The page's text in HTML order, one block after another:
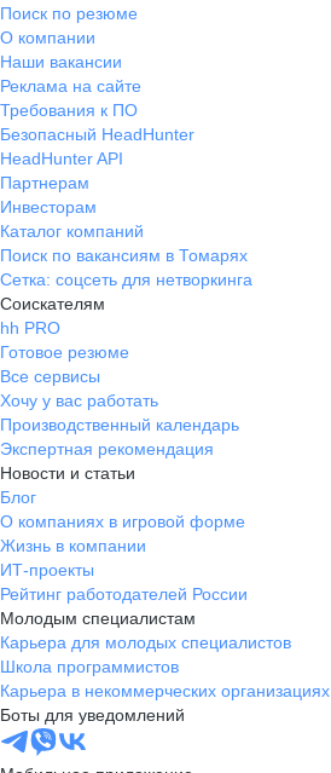
Поиск по резюме
О компании
Наши вакансии
Реклама на сайте
Требования к ПО
Безопасный HeadHunter
HeadHunter API
Партнерам
Инвесторам
Каталог компаний
Поиск по вакансиям в Томарях
Сетка: соцсеть для нетворкинга
Соискателям
hh PRO
Готовое резюме
Все сервисы
Хочу у вас работать
Производственный календарь
Экспертная рекомендация
Новости и статьи
Блог
О компаниях в игровой форме
Жизнь в компании
ИТ-проекты
Рейтинг работодателей России
Молодым специалистам
Карьера для молодых специалистов
Школа программистов
Карьера в некоммерческих организациях
Боты для уведомлений